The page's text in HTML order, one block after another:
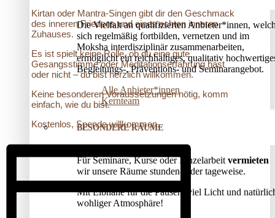
Die Vielfalt an qualifizierten Anbieter*innen,
sich regelmäßig fortbilden, vernetzen und im
Moksha interdisziplinär zusammenarbeiten,
ermöglicht ein reichhaltiges, qualitativ
Begleitungs-, Präventions­- und Seminarangebot.
Alle Anbieter*innen
Kernteam
BESONDERE RÄUME
Für Seminare, Kurse oder Einzelarbeit vermieten
wir unsere Räume stunden- oder tageweise.
Mit Elbnähe für die Pausen, viel Licht und
wohliger Atmosphäre!
Kirtan oder Mantra-Singen gibt dir den Geschmack
des inneren Friedens und eines echten inneren
Zuhauses.
Es ist spielt keine Rolle, ob du eine gute
Gesangsstimme oder Meditationserfahrung hast
oder nicht – du bist herzlich willkommen.
Keine besonderen Voraussetzungen nötig, komm
einfach, wie du bist.
Kostenlos, Spende willkommen.